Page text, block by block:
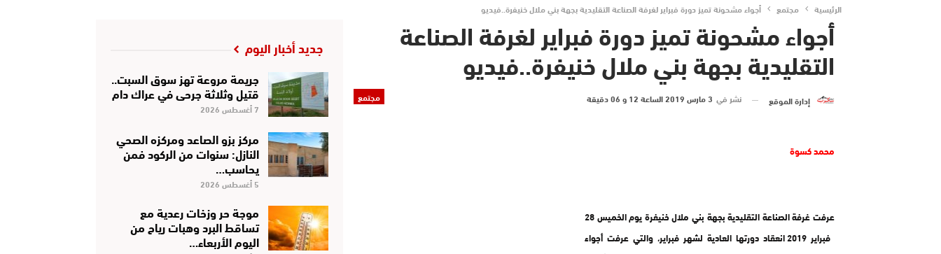
الرئيسية مجتمع أجواء مشحونة تميز دورة فبراير لغرفة الصناعة التقليدية بجهة بني ملال خنيفرة..فيديو
أجواء مشحونة تميز دورة فبراير لغرفة الصناعة
التقليدية بجهة بني ملال خنيفرة..فيديو
مجتمع إدارة الموقع نشر في 3 مارس 2019 الساعة 12 و 06 دقيقة
محمد كسوة
عرفت غرفة الصناعة التقليدية بجهة بني ملال خنيفرة يوم الخميس 28
فبراير 2019 انعقاد دورتها العادية لشهر فبراير، والتي عرفت أجواء
جديد أخبار اليوم
جريمة مروعة تهز سوق السبت..
قتيل وثلاثة جرحى في عراك دام
7 أغسطس 2026
مركز بزو الصاعد ومركزه الصحي
النازل: سنوات من الركود فمن
يحاسب…
5 أغسطس 2026
موجة حر وزخات رعدية مع
تساقط البرد وهبات رياح من
اليوم الأربعاء…